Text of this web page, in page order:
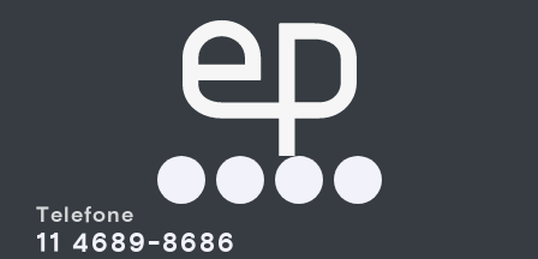
Telefone
11 4689-8686